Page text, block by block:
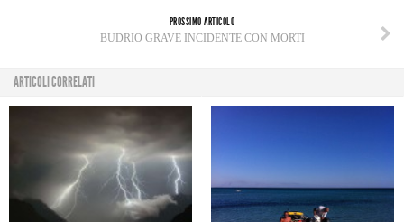
PROSSIMO ARTICOLO
BUDRIO GRAVE INCIDENTE CON MORTI
ARTICOLI CORRELATI